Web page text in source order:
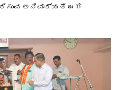
ಅನಿವಾರ್ಯತೆ ಈಗ